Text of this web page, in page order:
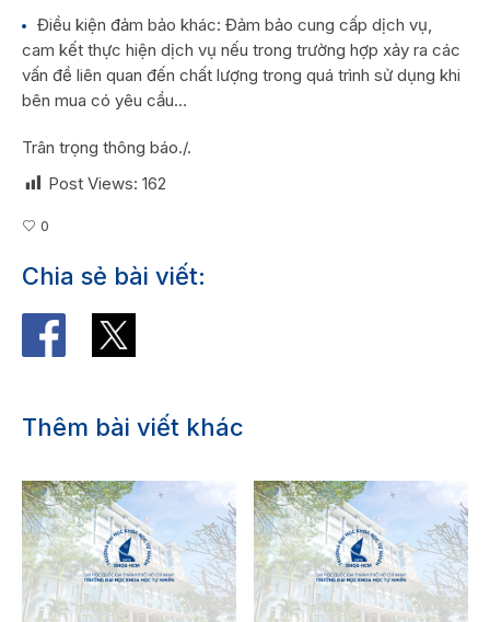
Điều kiện đảm bảo khác: Đảm bảo cung cấp dịch vụ,
cam kết thực hiện dịch vụ nếu trong trường hợp xảy ra các
vấn đề liên quan đến chất lượng trong quá trình sử dụng khi
bên mua có yêu cầu…
Trân trọng thông báo./.
Post Views: 162
0
Chia sẻ bài viết:
Thêm bài viết khác